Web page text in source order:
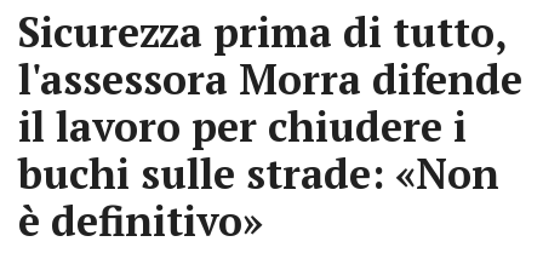
Sicurezza prima di tutto,
l'assessora Morra difende
il lavoro per chiudere i
buchi sulle strade: «Non
è definitivo»